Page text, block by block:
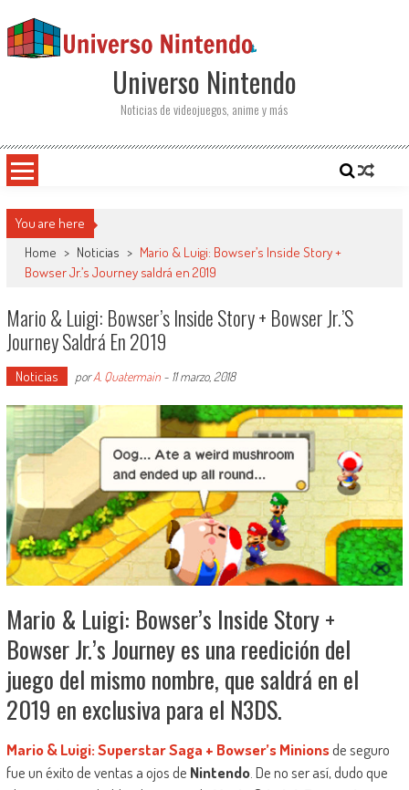
Universo Nintendo
Noticias de videojuegos, anime y más
You are here
Home > Noticias > Mario & Luigi: Bowser’s Inside Story +
Bowser Jr.’s Journey saldrá en 2019
Mario & Luigi: Bowser’s Inside Story + Bowser Jr.’s
Journey Saldrá En 2019
Noticias porA. Quatermain- 11 marzo, 2018
Mario & Luigi: Bowser’s Inside Story +
Bowser Jr.’s Journey es una reedición del
juego del mismo nombre, que saldrá en el
2019 en exclusiva para el N3DS.
Mario & Luigi: Superstar Saga + Bowser’s Minionsde seguro
fue un éxito de ventas a ojos de Nintendo. De no ser así, dudo que